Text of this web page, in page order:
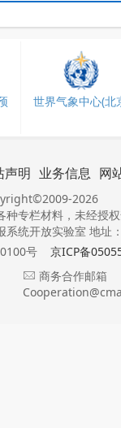
世界气象中心(北
声明 业务信息 网
2026
种专栏材料，未经授
系统开放实验室 地址
号
京ICP备
商务合作邮箱